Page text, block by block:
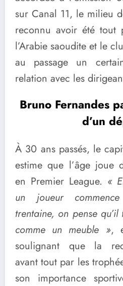
sur Canal 11, le milieu
reconnu avoir été tout
l’Arabie saoudite et le
au passage un
relation avec les
Bruno Fernandes
d’un
À 30 ans passés, le
estime que l’âge joue
en Premier League. «
un joueur
trentaine, on pense qu’il
comme un meuble »,
soulignant que la
avant tout par les
son importance